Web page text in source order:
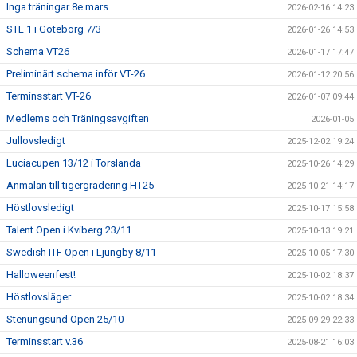
Inga träningar 8e mars 2026-02-16 14:23
STL 1 i Göteborg 7/3 2026-01-26 14:53
Schema VT26 2026-01-17 17:47
Preliminärt schema inför VT-26 2026-01-12 20:56
Terminsstart VT-26 2026-01-07 09:44
Medlems och Träningsavgiften 2026-01-05
Jullovsledigt 2025-12-02 19:24
Luciacupen 13/12 i Torslanda 2025-10-26 14:29
Anmälan till tigergradering HT25 2025-10-21 14:17
Höstlovsledigt 2025-10-17 15:58
Talent Open i Kviberg 23/11 2025-10-13 19:21
Swedish ITF Open i Ljungby 8/11 2025-10-05 17:30
Halloweenfest! 2025-10-02 18:37
Höstlovsläger 2025-10-02 18:34
Stenungsund Open 25/10 2025-09-29 22:33
Terminsstart v.36 2025-08-21 16:03